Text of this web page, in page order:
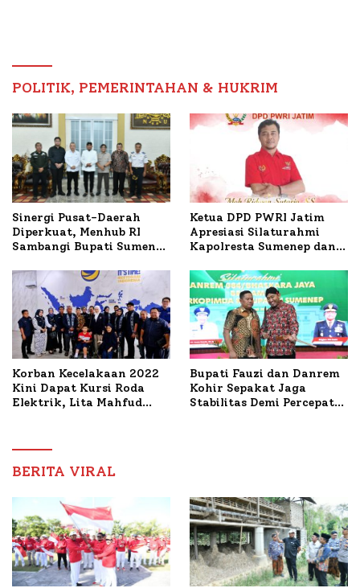
POLITIK, PEMERINTAHAN & HUKRIM
Sinergi Pusat-Daerah
Diperkuat, Menhub RI
Sambangi Bupati Sumenep
Mutiara Sentosa II
Ketua DPD PWRI Jatim
Apresiasi Silaturahmi
Kapolresta Sumenep dan
Ideal Polri-Pers
Korban Kecelakaan 2022
Kini Dapat Kursi Roda
Elektrik, Lita Mahfud
Nabil
Bupati Fauzi dan Danrem
Kohir Sepakat Jaga
Stabilitas Demi Percepat
BERITA VIRAL